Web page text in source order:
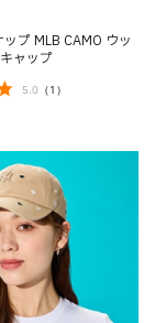
プ MLB CAMO ウッ
ャップ
5.0 （1）